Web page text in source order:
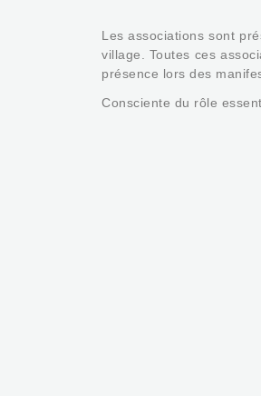
Les associations sont
village. Toutes ces
présence lors des
Consciente du rôle